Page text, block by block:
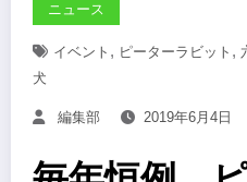
ニュース
イベント , ピーターラビット ,
犬
編集部 2019年6月4日